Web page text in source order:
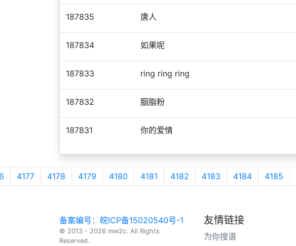
187835 唐人
187834 如果呢
187833 rⅰng ring ring
187832 胭脂粉
187831 你的爱情
4177 4178 4179 4180 4181 4182 4183 4184 4185
备案编号：皖ICP备15020540号-1
© 2013 - 2026 mw2c. All Rights
Reserved.
友情链接
为你搜谱